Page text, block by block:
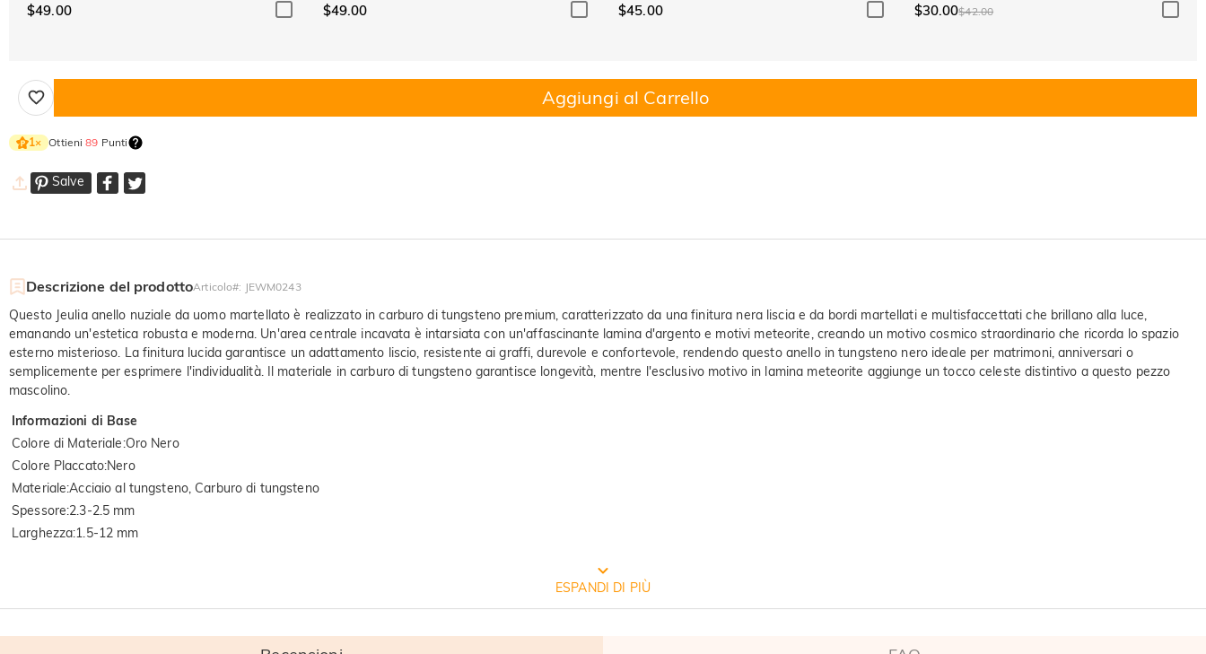
$49.00 $49.00 $45.00 $30.00$42.00
Aggiungi al Carrello
1× Ottieni89 Punti
Salve
Descrizione del prodottoArticolo#: JEWM0243
Questo Jeulia anello nuziale da uomo martellato è realizzato in carburo di tungsteno premium, caratterizzato da una finitura nera liscia e da bordi martellati e multisfaccettati che brillano alla luce,
emanando un'estetica robusta e moderna. Un'area centrale incavata è intarsiata con un'affascinante lamina d'argento e motivi meteorite, creando un motivo cosmico straordinario che ricorda lo spazio
esterno misterioso. La finitura lucida garantisce un adattamento liscio, resistente ai graffi, durevole e confortevole, rendendo questo anello in tungsteno nero ideale per matrimoni, anniversari o
semplicemente per esprimere l'individualità. Il materiale in carburo di tungsteno garantisce longevità, mentre l'esclusivo motivo in lamina meteorite aggiunge un tocco celeste distintivo a questo pezzo
mascolino.
Informazioni di Base
Colore di Materiale:Oro Nero
Colore Placcato:Nero
Materiale:Acciaio al tungsteno, Carburo di tungsteno
Spessore:2.3-2.5 mm
Larghezza:1.5-12 mm
CONFEZIONE GRATUITA JEULIA
ESPANDI DI PIÙ